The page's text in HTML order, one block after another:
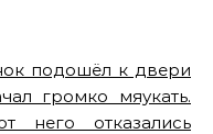
подошёл к двери
громко мяукать.
него отказались